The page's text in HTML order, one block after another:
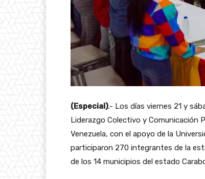
(Especial).- Los días viernes 21 y
Liderazgo Colectivo y Comunicación
Venezuela, con el apoyo de la
participaron 270 integrantes de la
de los 14 municipios del estado